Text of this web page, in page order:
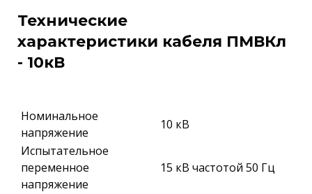
Технические
характеристики кабеля ПМВКл
- 10кВ
Номинальное
напряжение
10 кВ
Испытательное
переменное
напряжение
15 кВ частотой 50 Гц